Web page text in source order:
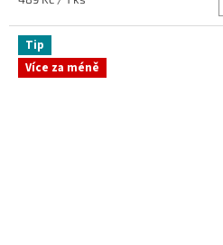
5,0
z
hvězdiček.
Tip
Více za méně